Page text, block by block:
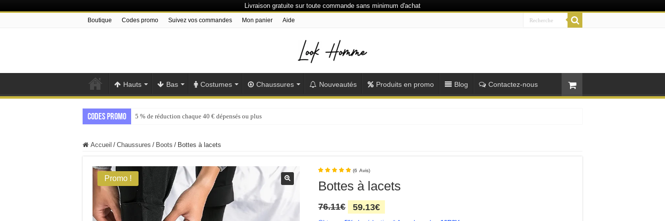
Livraison gratuite sur toute commande sans minimum d'achat
Boutique Codes promo Suivez vos commandes Mon panier Aide
Hauts Bas Costumes Chaussures Nouveautés Produits en promo Blog Contactez-nous
Codes promo 5 % de réduction chaque 40 € dépensés ou plus
Accueil / Chaussures / Boots / Bottes à lacets
Promo !
(6 Avis)
Bottes à lacets
76.11€
Le
prix
59.13€
prix